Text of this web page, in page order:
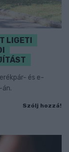
LIGETI
és e-
án.
Szólj hozzá!